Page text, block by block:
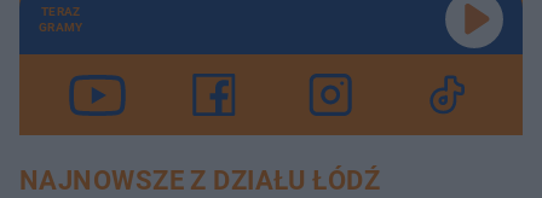
TERAZ
GRAMY
NAJNOWSZE Z DZIAŁU ŁÓDŹ